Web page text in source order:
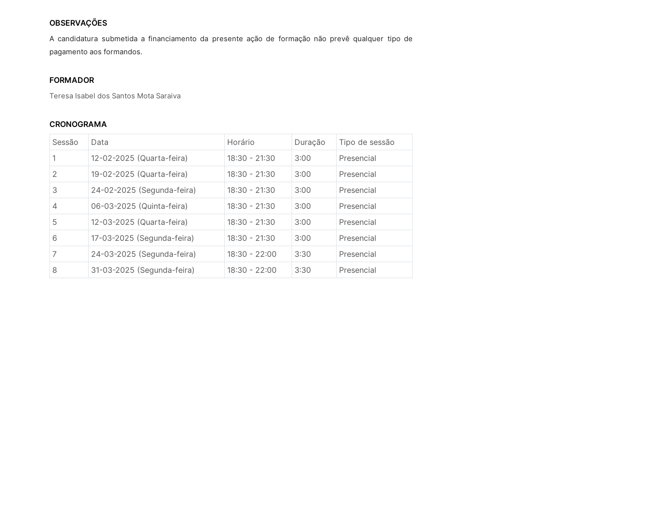
OBSERVAÇÕES
A candidatura submetida a financiamento da presente ação de formação não prevê qualquer tipo de
pagamento aos formandos.
FORMADOR
Teresa Isabel dos Santos Mota Saraiva
CRONOGRAMA
Sessão
Data Horário Duração
Tipo de sessão
1
12-02-2025 (Quarta-feira) 18:30 - 21:30 3:00
Presencial
2
19-02-2025 (Quarta-feira) 18:30 - 21:30 3:00
Presencial
3
24-02-2025 (Segunda-feira) 18:30 - 21:30 3:00
Presencial
4
06-03-2025 (Quinta-feira) 18:30 - 21:30 3:00
Presencial
5
12-03-2025 (Quarta-feira) 18:30 - 21:30 3:00
Presencial
6
17-03-2025 (Segunda-feira) 18:30 - 21:30 3:00
Presencial
7
24-03-2025 (Segunda-feira) 18:30 - 22:00 3:30
Presencial
8
31-03-2025 (Segunda-feira) 18:30 - 22:00 3:30 Presencial